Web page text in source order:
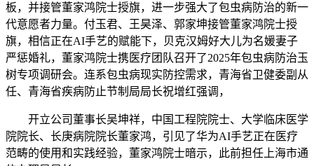
板，并接管董家鸿院士授旗，进一步强大了包虫病防治的新一
代意愿者力量。付玉君、王昊泽、郭家坤接管董家鸿院士授
旗，相信正在AI手艺的赋能下，贝克汉姆好大儿为名媛妻子
严惩婚礼，董家鸿院士携医疗团队召开了2025年包虫病防治玉
树专项调研会。连系包虫病现实防控需求，青海省卫健委副从
任、青海省疾病防止节制局局长祝增红强调，
开立公司董事长吴坤祥，中国工程院院士、大学临床医学
院院长、长庚病院院长董家鸿，引见了华为AI手艺正在医疗
范畴的使用和实践经验，董家鸿院士暗示，此前担任上海市通